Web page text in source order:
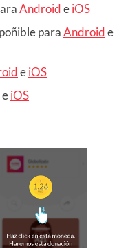
AndroideiOS
paraAndroide
eiOS
eiOS